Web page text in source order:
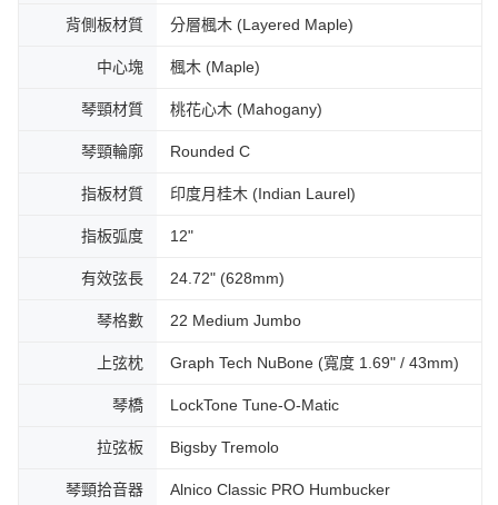
背側板材質 分層楓木 (Layered Maple)
中心塊 楓木 (Maple)
琴頸材質 桃花心木 (Mahogany)
琴頸輪廓 Rounded C
指板材質 印度月桂木 (Indian Laurel)
指板弧度 12"
有效弦長 24.72" (628mm)
琴格數 22 Medium Jumbo
上弦枕 Graph Tech NuBone (寬度 1.69" / 43mm)
琴橋 LockTone Tune-O-Matic
拉弦板 Bigsby Tremolo
琴頸拾音器 Alnico Classic PRO Humbucker